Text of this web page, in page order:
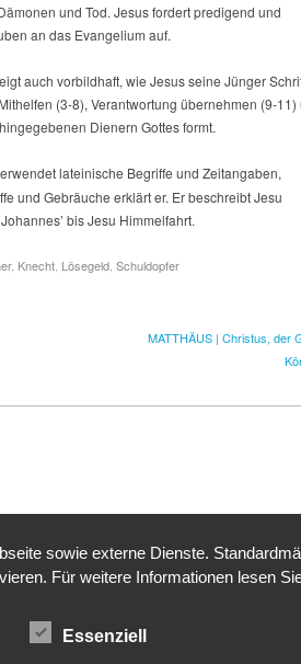
und Tod. Jesus fordert predigend und
an das Evangelium auf.
auch vorbildhaft, wie Jesus seine Jünger
(3-8), Verantwortung übernehmen (9-11)
Dienern Gottes formt.
lateinische Begriffe und Zeitangaben,
und Gebräuche erklärt er. Er beschreibt Jesu
bis Jesu Himmelfahrt.
, Knecht Lösegeld Schuldopfer
MATTHÄUS | Christus, der
sowie externe Dienste.
Für weitere Informationen lesen
Essenziell